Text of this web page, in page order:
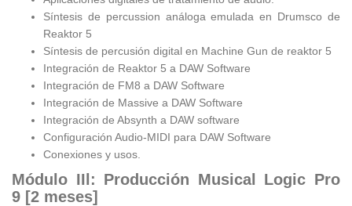
Síntesis de percussion análoga emulada en Drumsco de
Reaktor 5
Síntesis de percusión digital en Machine Gun de reaktor 5
Integración de Reaktor 5 a DAW Software
Integración de FM8 a DAW Software
Integración de Massive a DAW Software
Integración de Absynth a DAW software
Configuración Audio-MIDI para DAW Software
Conexiones y usos.
Módulo IIl: Producción Musical Logic Pro
9 [2 meses]